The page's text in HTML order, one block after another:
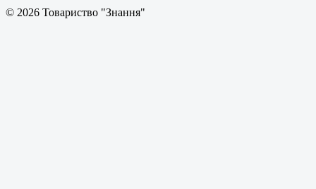
© 2026 Товариство "Знання"